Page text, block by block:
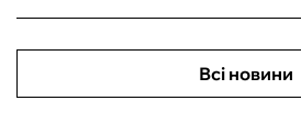
Всі новини